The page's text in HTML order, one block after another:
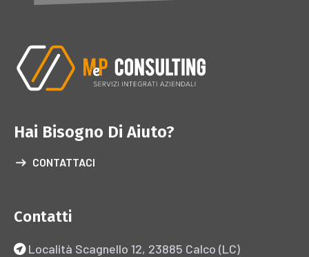
Hai Bisogno Di Aiuto?
CONTATTACI
Contatti
Località Scagnello 12, 23885 Calco (LC)